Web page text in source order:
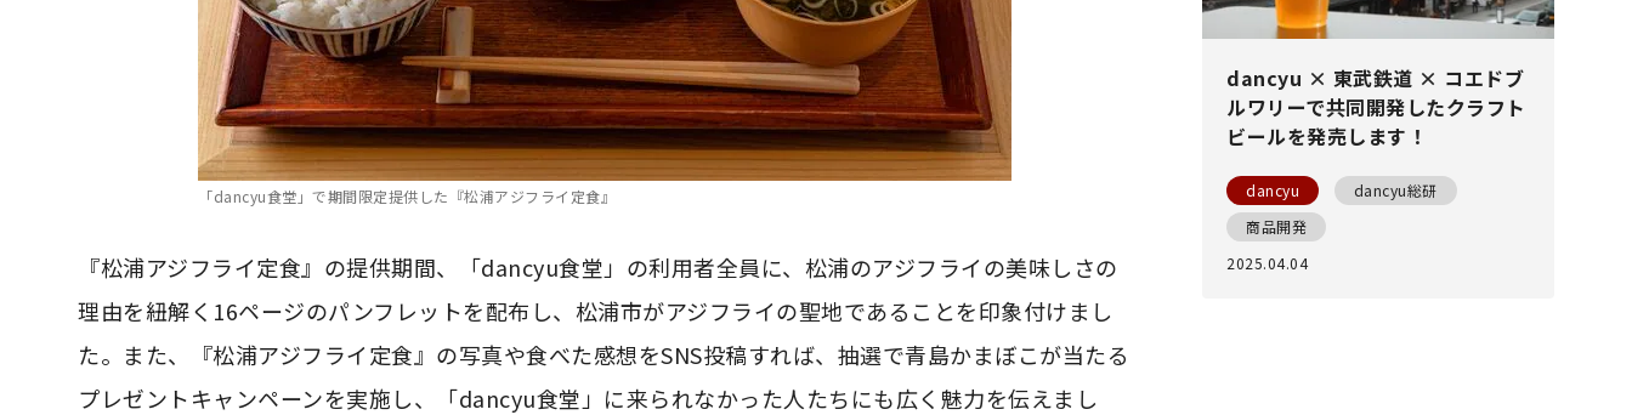
「dancyu食堂」で期間限定提供した『松浦アジフライ定食』
『松浦アジフライ定食』の提供期間、「dancyu食堂」の利用者全員に、松浦のアジフライの美味しさの
理由を紐解く16ページのパンフレットを配布し、松浦市がアジフライの聖地であることを印象付けまし
た。また、『松浦アジフライ定食』の写真や食べた感想をSNS投稿すれば、抽選で青島かまぼこが当たる
プレゼントキャンペーンを実施し、「dancyu食堂」に来られなかった人たちにも広く魅力を伝えまし
dancyu × 東武鉄道 × コエドブ
ルワリーで共同開発したクラフト
ビールを発売します！
dancyu
dancyu総研
商品開発
2025.04.04